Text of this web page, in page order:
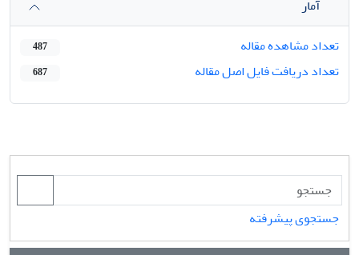
آمار
تعداد مشاهده مقاله
487
تعداد دریافت فایل اصل مقاله 687
جستجوی پیشرفته